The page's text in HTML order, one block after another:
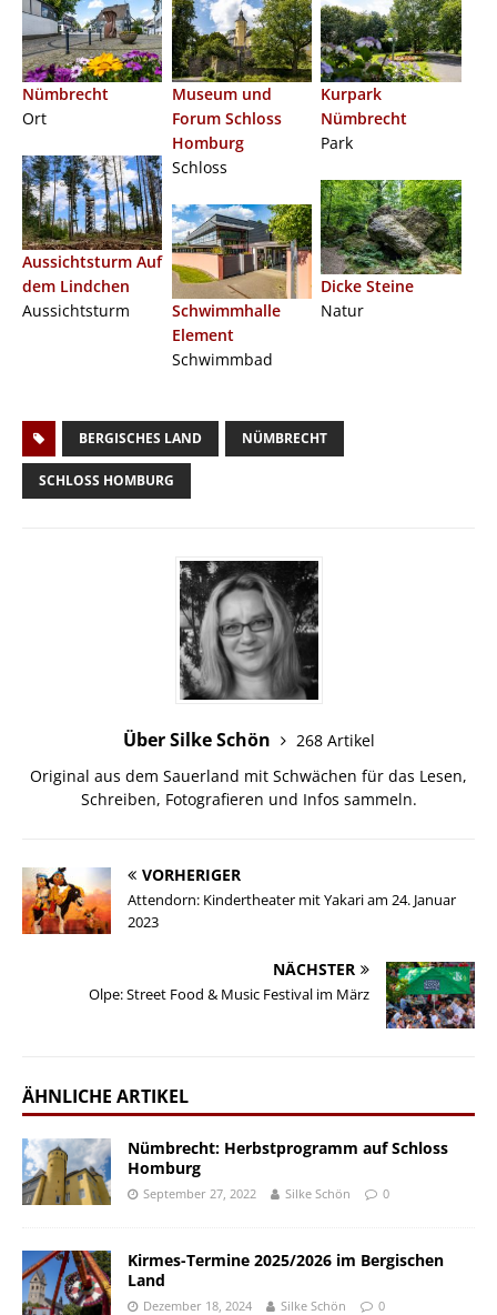
Nümbrecht
Ort
Aussichtsturm Auf
dem Lindchen
Aussichtsturm
Museum und
Forum Schloss
Homburg
Schloss
Schwimmhalle
Element
Schwimmbad
Kurpark
Nümbrecht
Park
Dicke Steine
Natur
BERGISCHES LAND NÜMBRECHT
SCHLOSS HOMBURG
Über Silke Schön
268 Artikel
Original aus dem Sauerland mit Schwächen für das Lesen,
Schreiben, Fotografieren und Infos sammeln.
VORHERIGER
Attendorn: Kindertheater mit Yakari am 24. Januar
2023
NÄCHSTER
Olpe: Street Food & Music Festival im März
ÄHNLICHE ARTIKEL
Nümbrecht: Herbstprogramm auf Schloss
Homburg
September 27, 2022 Silke Schön 0
Kirmes-Termine 2025/2026 im Bergischen
Land
Dezember 18, 2024 Silke Schön 0